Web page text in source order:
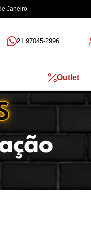
Janeiro
21 97045-2996
Outlet